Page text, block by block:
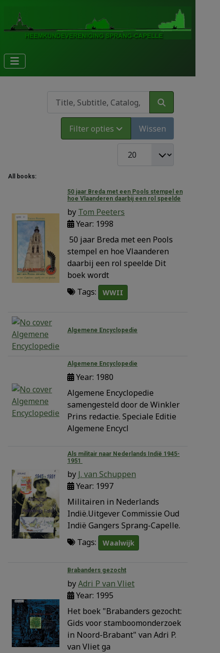
Filter opties
Wissen
All books:
50 jaar Breda met een Pools stempel en
hoe Vlaanderen daarbij een rol speelde
by Tom Peeters
Year: 1998
50 jaar Breda met een Pools
stempel en hoe Vlaanderen
daarbij een rol speelde Dit
boek wordt
Tags:
WWII
Algemene Encyclopedie
Algemene Encyclopedie
Year: 1980
Algemene Encyclopedie
samengesteld door de Winkler
Prins redactie. Speciale Editie
Algemene Encycl
Als militair naar Nederlands Indië 1945-
1951
by J. van Schuppen
Year: 1997
Militairen in Nederlands
Indië.Uitgever Commissie Oud
Indië Gangers Sprang-Capelle.
Tags:
Waalwijk
Brabanders gezocht
byAdri P van Vliet
Year: 1995
Het boek "Brabanders gezocht:
Gids voor stamboomonderzoek
in Noord-Brabant" van Adri P.
van Vliet ga